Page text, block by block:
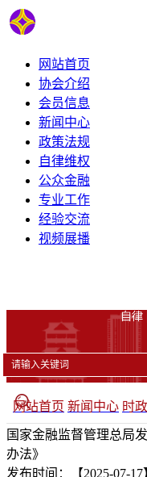
网站首页
协会介绍
会员信息
新闻中心
政策法规
自律维权
公众金融
专业工作
经验交流
视频展播
网站首页 新闻中心 时
国家金融监督管理总局
办法》
发布时间：【2025-07-17